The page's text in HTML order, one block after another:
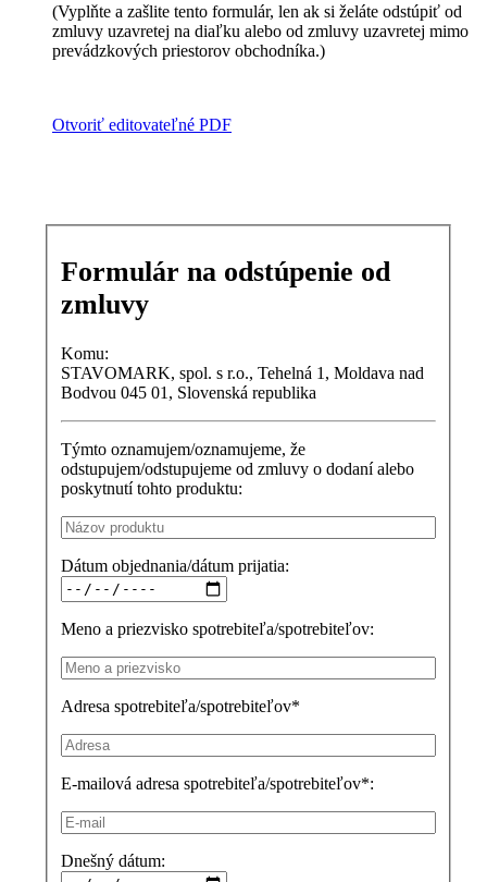
(Vyplňte a zašlite tento formulár, len ak si želáte odstúpiť od
zmluvy uzavretej na diaľku alebo od zmluvy uzavretej mimo
prevádzkových priestorov obchodníka.)
Otvoriť editovateľné PDF
Formulár na odstúpenie od
zmluvy
Komu:
STAVOMARK, spol. s r.o., Tehelná 1, Moldava nad
Bodvou 045 01, Slovenská republika
Týmto oznamujem/oznamujeme, že
odstupujem/odstupujeme od zmluvy o dodaní alebo
poskytnutí tohto produktu:
Dátum objednania/dátum prijatia:
Meno a priezvisko spotrebiteľa/spotrebiteľov:
Adresa spotrebiteľa/spotrebiteľov*
E-mailová adresa spotrebiteľa/spotrebiteľov*:
Dnešný dátum: